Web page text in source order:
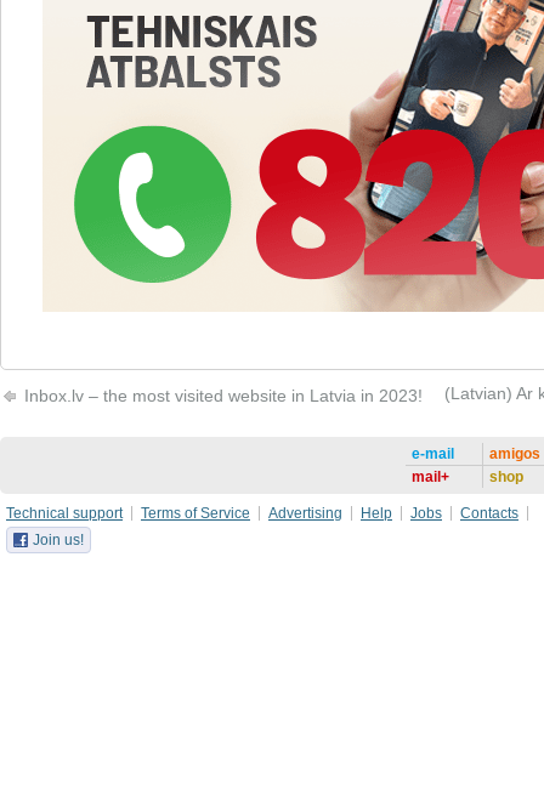
Inbox.lv – the most visited website in Latvia in 2023! (Latvian) Ar
e-mail
mail+
amigos
shop
Technical support Terms of Service Advertising Help Jobs
Contacts
Join us!